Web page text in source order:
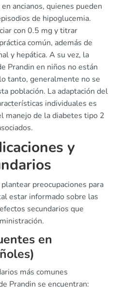
ancianos, quienes pueden
de hipoglucemia.
con 0.5 mg y titrar
común, además de
y hepática. A su vez, la
Prandin en niños no están
tanto, generalmente no se
población. La adaptación del
individuales es
manejo de la diabetes tipo 2
y
preocupaciones para
estar informado sobre las
secundarios que
en
más comunes
Prandin se encuentran: